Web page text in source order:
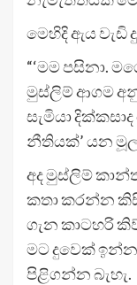
මෙහිදි ඇය වැඩි
“‘මම පසිනා.
මුස්ලිම් ආගම
සැමියා
නීතියක්’ යන
අද මුස්ලිම්
කතා කරන්න
ගැන කාටහරි
මට දුවෙක්
පිළිගන්න බැහැ.